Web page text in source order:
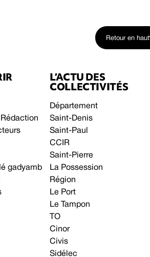
Retour en haut
gadyamb
L’ACTU DES
COLLECTIVITÉS
Département
Saint-Denis
Saint-Paul
CCIR
Saint-Pierre
La Possession
Région
Le Port
Le Tampon
TO
Cinor
Civis
Sidélec